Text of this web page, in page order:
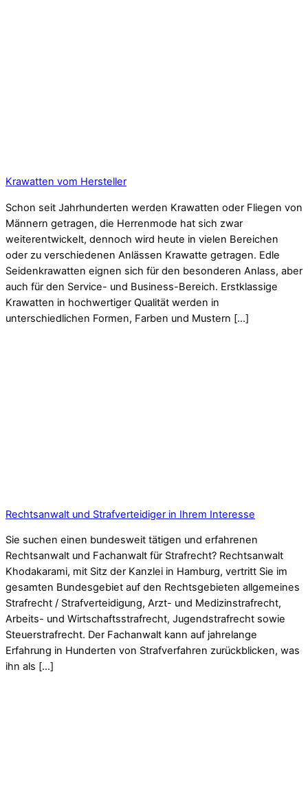
Krawatten vom Hersteller
Schon seit Jahrhunderten werden Krawatten oder Fliegen von
Männern getragen, die Herrenmode hat sich zwar
weiterentwickelt, dennoch wird heute in vielen Bereichen
oder zu verschiedenen Anlässen Krawatte getragen. Edle
Seidenkrawatten eignen sich für den besonderen Anlass, aber
auch für den Service- und Business-Bereich. Erstklassige
Krawatten in hochwertiger Qualität werden in
unterschiedlichen Formen, Farben und Mustern […]
Rechtsanwalt und Strafverteidiger in Ihrem Interesse
Sie suchen einen bundesweit tätigen und erfahrenen
Rechtsanwalt und Fachanwalt für Strafrecht? Rechtsanwalt
Khodakarami, mit Sitz der Kanzlei in Hamburg, vertritt Sie im
gesamten Bundesgebiet auf den Rechtsgebieten allgemeines
Strafrecht / Strafverteidigung, Arzt- und Medizinstrafrecht,
Arbeits- und Wirtschaftsstrafrecht, Jugendstrafrecht sowie
Steuerstrafrecht. Der Fachanwalt kann auf jahrelange
Erfahrung in Hunderten von Strafverfahren zurückblicken, was
ihn als […]